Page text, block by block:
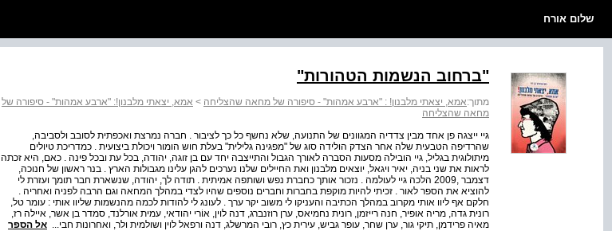
שלום אורח
"ברחוב הנשמות הטהורות"
מתוך:אמא, יצאתי מלבנון! : "ארבע אמהות" ‐ סיפורה של מחאה שהצליחה > אמא, יצאתי מלבנון!: "ארבע אמהות" ‑ סיפורה של
מחאה שהצליחה
גיי ייצגה פן אחד מבין צדדיה המגוונים של התנועה, שלא נחשף כל כך לציבור . חברה נמרצת ואכפתית לסובב ולסביבה,
שהרדיפה הטבעית שלה אחר הצדק הולידה סוג של "מפגינה גלילית" בעלת חוש הומור ויכולת ביצועית . כמדריכת טיולים
מיתולוגית בגליל, גיי הובילה מסעות הסברה לאורך הגבול והתייצבה יחד עם בן זוגה, יהודה, בכל עת ובכל פינה . כאם, היא זכתה
לראות את שני בניה, יאיר ויגאל, יוצאים מלבנון ואת החיילים שלנו נערכים להגן עלינו מגבולות הארץ . בנר ראשון של חנוכה,
דצמבר ,2009 הלכה גיי לעולמה . נזכור אותך כחברת נפש ושותפה אמיתית . תודה לך, יהודה, שנשארת חבר תומך ועזרת לי
להוציא את הספר לאור . זכיתי להיות מוקפת בחברות וחברים נוספים שהיו לצדי במהלך המחאה וגם הרבה לפניה ואחריה .
חלקם אף ליוו אותי מקרוב במהלך הכתיבה והעניקו לי משוב יקר ערך . לעונג לי להודות לכמה מהנשמות שליוו אותי : עומר טל,
רונית גדה, מריה אופיר, חנה רייזמן, רונית נחמיאס, ערן רוזנברג, דנה לוין, אוֹרי יהודאי, עמית אורלנד, סמדר בן אשר, איילה רז,
מאיה פרידמן, תיקי גור, ערן שחר, עופר גביש, עירית כץ, רובי המרשלג, דנה ורפאל לוין ושולמית ולר, ואחרונות חבי... אל הספר